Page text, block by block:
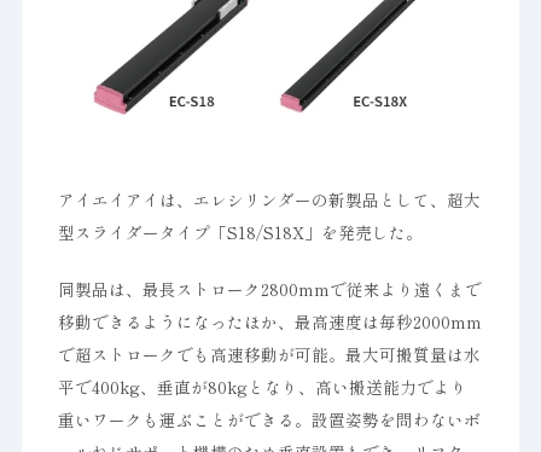
アイエイアイは、エレシリンダーの新製品として、超大
型スライダータイプ「S18/S18X」を発売した。
同製品は、最長ストローク2800mmで従来より遠くまで
移動できるようになったほか、最高速度は毎秒2000mm
で超ストロークでも高速移動が可能。最大可搬質量は水
平で400kg、垂直が80kgとなり、高い搬送能力でより
重いワークも運ぶことができる。設置姿勢を問わないボ